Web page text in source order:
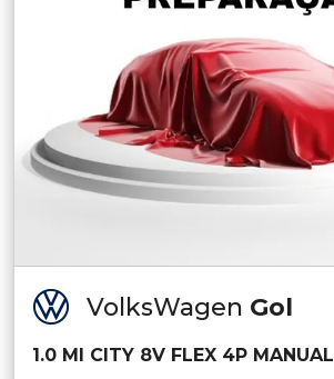
VolksWagen Gol
1.0 MI CITY 8V FLEX 4P MANUAL